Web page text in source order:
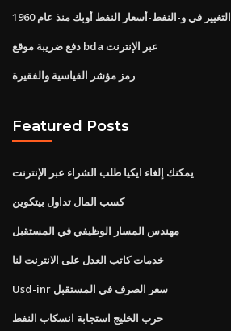
التغيير في و-النفط-أسعار النفط أوبك منذ عام 1960
دفع ضريبة موقع bda عبر الإنترنت
رمز مؤشر القياسية والفقيرة
Featured Posts
يمكنك إلغاء ايكيا طلب الشراء عبر الإنترنت
كسب المال تداول بيتكوين
مهندس المسار الوظيفي في المستقبل
خدمات كاتب العدل على الانترنت لنا
Usd-inr سعر الصرف في المستقبل
حرب الخليج استجابة انسكاب النفط